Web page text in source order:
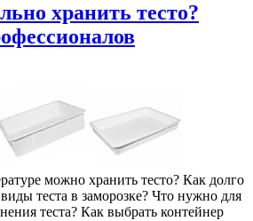
хранить тесто?
можно хранить тесто? Как долго
теста в заморозке? Что нужно для
теста? Как выбрать контейнер